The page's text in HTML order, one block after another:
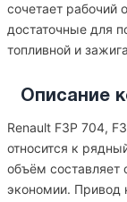
сочетает
достаточные для
топливной и
Описание
Renault F3P 704,
относится к
объём составляет
экономии. Привод